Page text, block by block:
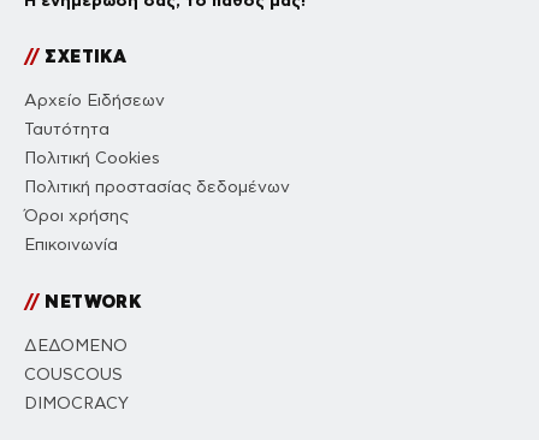
//ΣΧΕΤΙΚΑ
Αρχείο Ειδήσεων
Ταυτότητα
Πολιτική Cookies
Πολιτική προστασίας δεδομένων
Όροι χρήσης
Επικοινωνία
//NETWORK
ΔΕΔΟΜΕΝΟ
COUSCOUS
DIMOCRACY